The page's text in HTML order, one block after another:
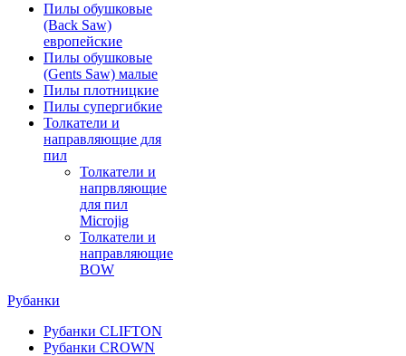
Пилы обушковые
(Back Saw)
европейские
Пилы обушковые
(Gents Saw) малые
Пилы плотницкие
Пилы супергибкие
Толкатели и
направляющие для
пил
Толкатели и
напрвляющие
для пил
Microjig
Толкатели и
направляющие
BOW
Рубанки
Рубанки CLIFTON
Рубанки CROWN